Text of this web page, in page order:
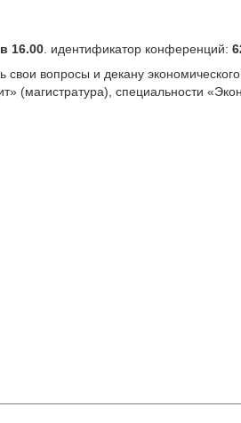
16.00 . идентификатор конференций:
свои вопросы и декану
специальности